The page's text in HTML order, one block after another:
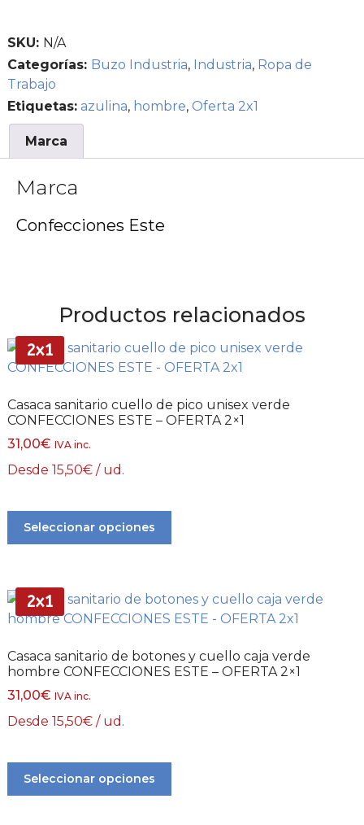
SKU: N/A
Categorías: Buzo Industria, Industria, Ropa de
Trabajo
Etiquetas: azulina, hombre, Oferta 2x1
Marca
Marca
Confecciones Este
Productos relacionados
2x1
Casaca sanitario cuello de pico unisex verde
CONFECCIONES ESTE – OFERTA 2×1
31,00€ IVA inc.
Desde 15,50€ / ud.
Seleccionar opciones
2x1
Casaca sanitario de botones y cuello caja verde
hombre CONFECCIONES ESTE – OFERTA 2×1
31,00€ IVA inc.
Desde 15,50€ / ud.
Seleccionar opciones